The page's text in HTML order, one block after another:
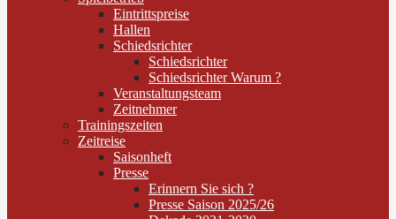
Eintrittspreise
Hallen
Schiedsrichter
Schiedsrichter
Schiedsrichter Warum ?
Veranstaltungsteam
Zeitnehmer
Trainingszeiten
Zeitreise
Saisonheft
Presse
Erinnern Sie sich ?
Presse Saison 2025/26